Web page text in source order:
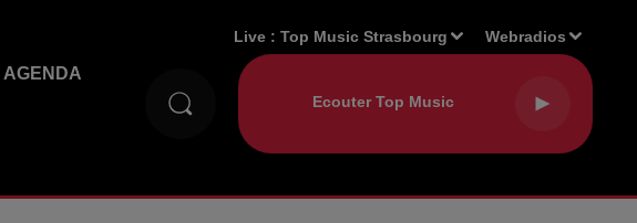
AGENDA
Live :Top Music Strasbourg Webradios